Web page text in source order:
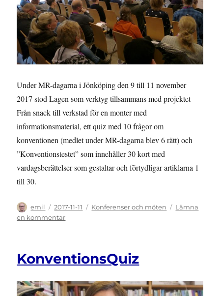
31
2018
Under MR-dagarna i Jönköping den 9 till 11 november
2017 stod Lagen som verktyg tillsammans med projektet
Från snack till verkstad för en monter med
informationsmaterial, ett quiz med 10 frågor om
konventionen (medlet under MR-dagarna blev 6 rätt) och
”Konventionstestet” som innehåller 30 kort med
vardagsberättelser som gestaltar och förtydligar artiklarna 1
till 30.
Författare
emil
Publicerat
den
2017-11-11 Kategorier
Konferenser och möten
Lämna
en kommentartill
KonventionsQuiz